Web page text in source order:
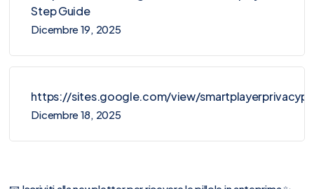
Step Guide
Dicembre 19, 2025
https://sites.google.com/view/
Dicembre 18, 2025